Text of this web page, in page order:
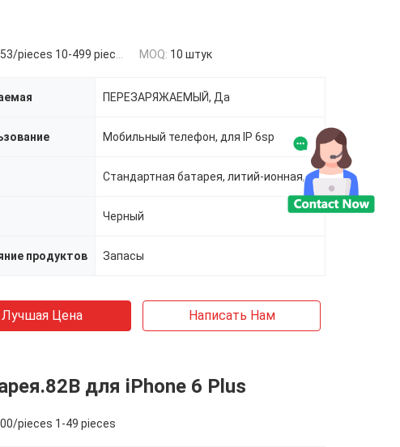
pieces 10-499 pieces MOQ: 10 штук
ПЕРЕЗАРЯЖАЕМЫЙ, Да
Мобильный телефон, для IP 6sp
Стандартная батарея, литий-ионная, перезаряжаемые батареи, стандартная батарея
Черный
продуктов Запасы
Лучшая Цена Написать Нам
для iPhone 6 Plus
pieces 1-49 pieces